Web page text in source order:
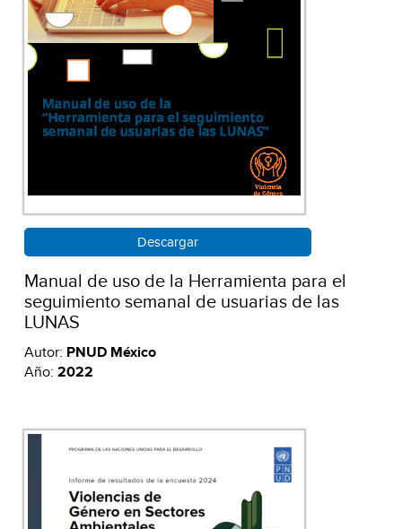
Descargar
Manual de uso de la Herramienta para el
seguimiento semanal de usuarias de las
LUNAS
Autor: PNUD México
Año: 2022